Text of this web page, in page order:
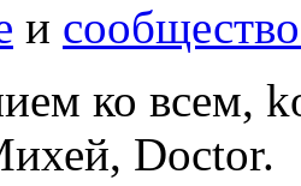
и
ко всем,
Doctor.